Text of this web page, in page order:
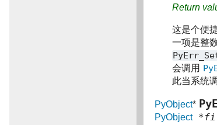
Return
这是个便
一项是整
会调用
此当系统
PyObject*
PyObject